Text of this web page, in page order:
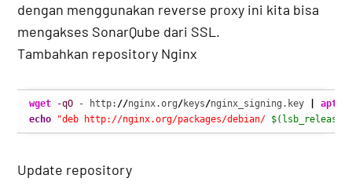
dengan menggunakan reverse proxy ini kita bisa
mengakses SonarQube dari SSL.
Tambahkan repository Nginx
wget -qO - http: //nginx.org/keys/nginx_signing.key
apt-
echo
"deb http://nginx.org/packages/debian/ $(lsb_release
Update repository